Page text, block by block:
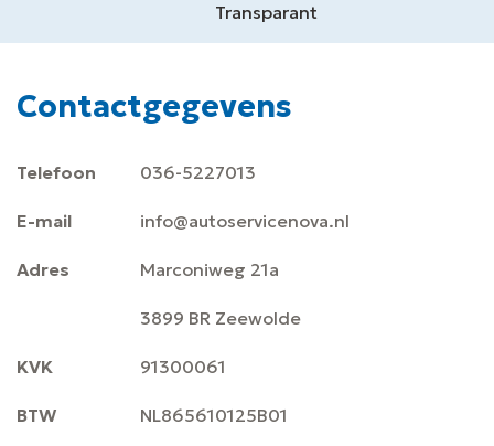
Transparant
Contactgegevens
Telefoon 036-5227013
E-mail info@autoservicenova.nl
Adres Marconiweg 21a
3899 BR Zeewolde
KVK 91300061
BTW NL865610125B01